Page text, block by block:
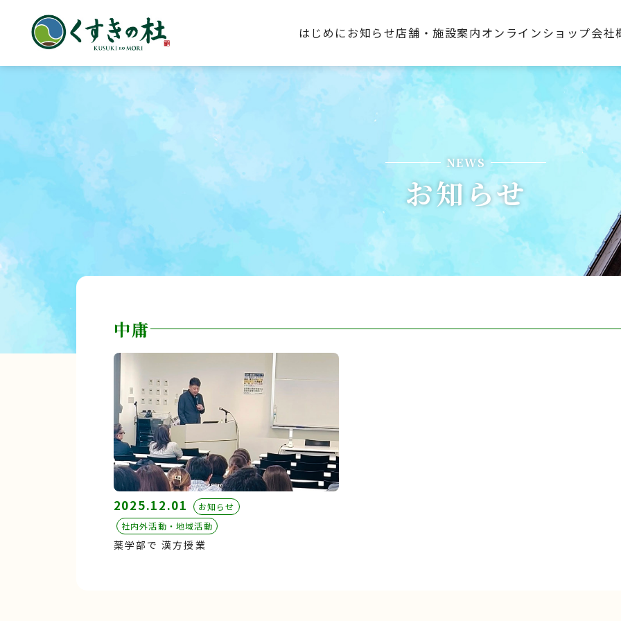
はじめにお知らせ店舗・施設案内オンラインショップ会社
NEWS
お知らせ
中庸
2025.12.01
お知らせ
社内外活動・地域活動
薬学部で 漢方授業